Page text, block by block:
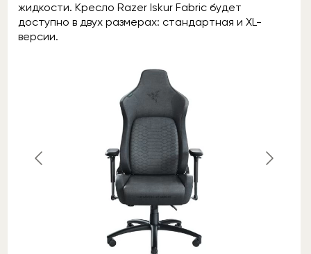
жидкости. Кресло Razer Iskur Fabric будет
доступно в двух размерах: стандартная и XL-
версии.